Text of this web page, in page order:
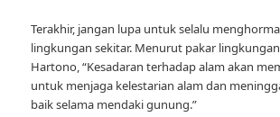
Terakhir, jangan lupa untuk selalu
lingkungan sekitar. Menurut pakar
Hartono, “Kesadaran terhadap alam akan
untuk menjaga kelestarian alam dan
baik selama mendaki gunung.”